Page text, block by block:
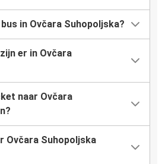
in Ovčara Suhopoljska?
er in Ovčara
naar Ovčara
Ovčara Suhopoljska